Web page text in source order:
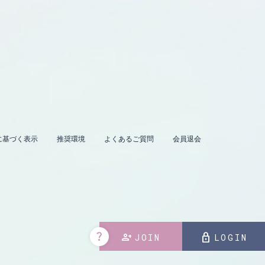
person_add JOIN lock LOGIN
question_mark
基づく表示 推奨環境 よくあるご質問 会員退会